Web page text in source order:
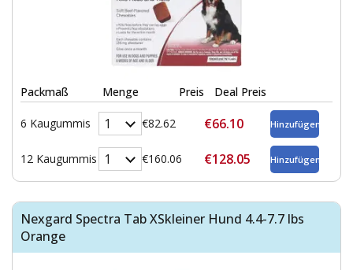
Packmaß Menge Preis Deal Preis
6 Kaugummis €82.62 €66.10
12 Kaugummis €160.06 €128.05
Nexgard Spectra Tab XSkleiner Hund 4.4-7.7 lbs
Orange